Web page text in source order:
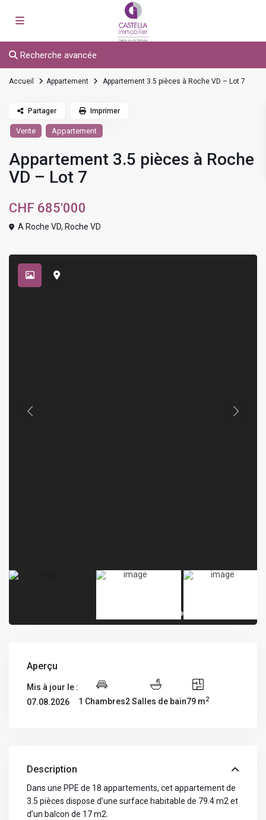
Recherche avancée
Accueil Appartement Appartement 3.5 pièces à Roche VD – Lot 7
Vente Appartement
Appartement 3.5 pièces à Roche
VD – Lot 7
CHF 685'000
A Roche VD, Roche VD
Partager Imprimer
Aperçu
Mis à jour le :
07.08.2026
1 Chambres2 Salles de bain79 m2
Description
Dans une PPE de 18 appartements, cet appartement de
3.5 pièces dispose d’une surface habitable de 79.4 m2 et
d’un balcon de 17 m2.